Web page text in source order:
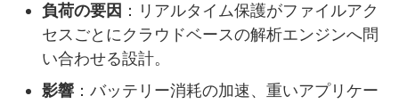
負荷の要因 ：リアルタイム保護がファイルアク
セスごとにクラウドベースの解析エンジンへ問
い合わせる設計。
影響 ：バッテリー消耗の加速、重いアプリケー